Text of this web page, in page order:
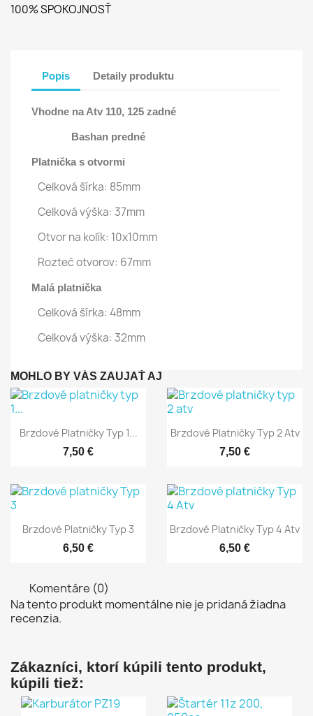
100% SPOKOJNOSŤ
Popis Detaily produktu
Vhodne na Atv 110, 125 zadné
Bashan predné
Platnička s otvormi
Celková šírka: 85mm
Celková výška: 37mm
Otvor na kolík: 10x10mm
Rozteč otvorov: 67mm
Malá platnička
Celková šírka: 48mm
Celková výška: 32mm
MOHLO BY VÁS ZAUJAŤ AJ
Rýchly náhľad
Brzdové Platničky Typ 1...
7,50 €
Rýchly náhľad
Brzdové Platničky Typ 2 Atv
7,50 €
Rýchly náhľad
Brzdové Platničky Typ 3
6,50 €
Rýchly náhľad
Brzdové Platničky Typ 4 Atv
6,50 €
Komentáre (0)
Na tento produkt momentálne nie je pridaná žiadna
recenzia.
Zákazníci, ktorí kúpili tento produkt,
kúpili tiež: